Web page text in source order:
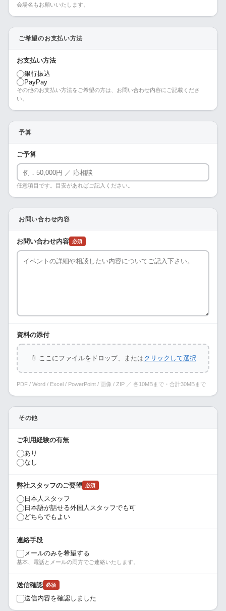
会場名もお願いいたします。
ご希望のお支払い方法
お支払い方法
銀行振込
PayPay
その他のお支払い方法をご希望の方は、お問い合わせ内容にご記載くださ
い。
予算
ご予算
任意項目です。目安があればご記入ください。
お問い合わせ内容
お問い合わせ内容 必須
資料の添付
📎 ここにファイルをドロップ、またはクリックして選択
PDF / Word / Excel / PowerPoint / 画像 / ZIP ／ 各10MBまで・合計30MBまで
その他
ご利用経験の有無
あり
なし
弊社スタッフのご要望 必須
日本人スタッフ
日本語が話せる外国人スタッフでも可
どちらでもよい
連絡手段
メールのみを希望する
基本、電話とメールの両方でご連絡いたします。
送信確認 必須
送信内容を確認しました